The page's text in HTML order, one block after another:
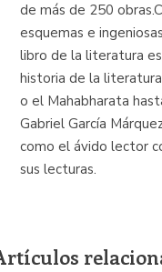
de más de 250
esquemas e
libro de la literatura
historia de la
o el Mahabharata
Gabriel García
como el ávido lector
sus lecturas.